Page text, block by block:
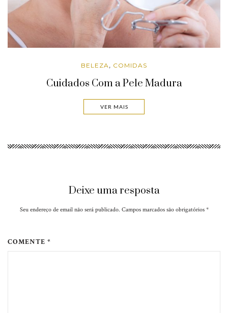
BELEZA , COMIDAS
Cuidados Com a Pele Madura
VER MAIS
Deixe uma resposta
Seu endereço de email não será publicado. Campos marcados são obrigatórios *
COMENTE *